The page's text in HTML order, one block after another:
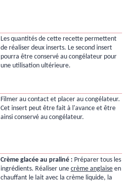
Les quantités de cette recette permettent
de réaliser deux inserts. Le second insert
pourra être conservé au congélateur pour
une utilisation ultérieure.
Filmer au contact et placer au congélateur.
Cet insert peut être fait à l'avance et être
ainsi conservé au congélateur.
Crème glacée au praliné : Préparer tous les
ingrédients. Réaliser une crème anglaiseen
chauffant le lait avec la crème liquide, la